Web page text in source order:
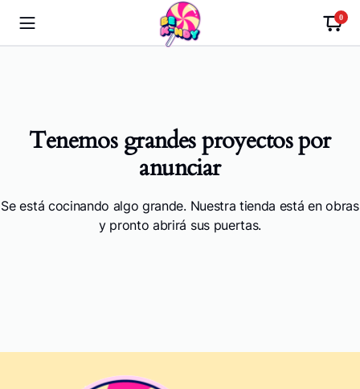
0
Tenemos grandes proyectos por
anunciar
Se está cocinando algo grande. Nuestra tienda está en obras
y pronto abrirá sus puertas.